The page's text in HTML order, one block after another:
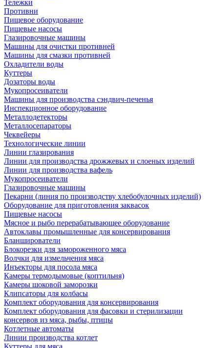
Тележки
Противни
Пищевое оборудование
Пищевые насосы
Глазировочные машины
Машины для очистки противней
Машины для смазки противней
Охладители воды
Куттеры
Дозаторы воды
Мукопросеиватели
Машины для производства сэндвич-печенья
Инспекционное оборудование
Металлодетекторы
Металлосепараторы
Чеквейеры
Технологические линии
Линии глазирования
Линии для производства дрожжевых и слоеных изделий
Линии для производства вафель
Мукопросеиватели
Глазировочные машины
Пекарни (линия по производству хлебобулочных изделий)
Оборудование для приготовления заквасок
Пищевые насосы
Мясное и рыбо перерабатывающее оборудование
Автоклавы промышленные для консервирования
Бланширователи
Блокорезки для замороженного мяса
Волчки для измельчения мяса
Инъекторы для посола мяса
Камеры термодымовые (коптильня)
Камеры шоковой заморозки
Клипсаторы для колбасы
Комплект оборудования для консервирования
Комплект оборудования для фасовки и стерилизации
консервов из мяса, рыбы, птицы
Котлетные автоматы
Линии производства котлет
Куттеры для мяса